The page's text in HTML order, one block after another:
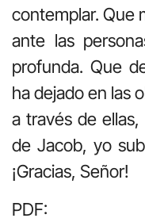
contemplar. Que
ante las
profunda. Que
ha dejado en las
a través de
de Jacob, yo
¡Gracias, Señor!
PDF: